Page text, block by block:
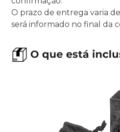
O prazo de entrega varia
será informado no final da